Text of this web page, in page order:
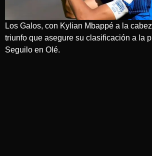
Los Galos, con Kylian Mbappé a la
triunfo que asegure su clasificación a la
Seguilo en Olé.